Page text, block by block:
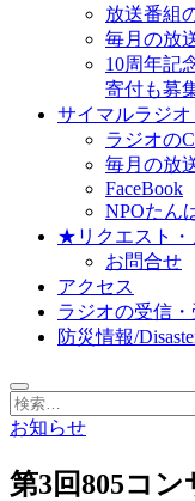
放送番組
毎月の放
10周年記
寄付も募
サイマルラジ
ラジオの
毎月の放
FaceBook
NPOたん
★リクエスト・
お問合せ
アクセス
ラジオの受信
防災情報/
検
索…
お知らせ
第3回805コ